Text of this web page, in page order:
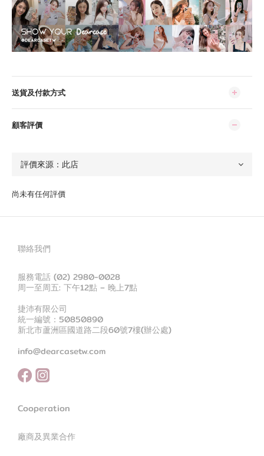
送貨及付款方式
顧客評價
尚未有任何評價
聯絡我們
服務電話 (02) 2980-0028
周一至周五: 下午12點 – 晚上7點
捷沛有限公司
統一編號：50850890
新北市蘆洲區國道路二段60號7樓(辦公處)
info@dearcasetw.com
Cooperation
廠商及異業合作